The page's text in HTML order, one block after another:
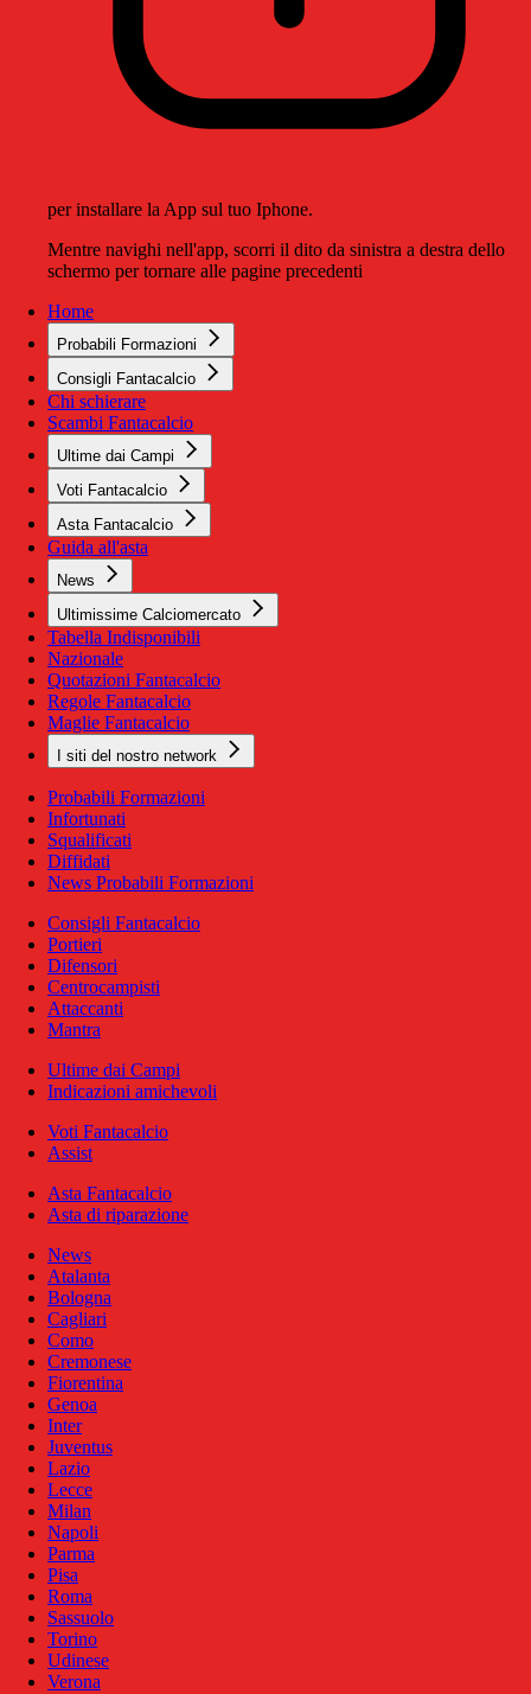
per installare la App sul tuo Iphone.
Mentre navighi nell'app, scorri il dito da sinistra a destra dello
schermo per tornare alle pagine precedenti
Home
Probabili Formazioni
Consigli Fantacalcio
Chi schierare
Scambi Fantacalcio
Ultime dai Campi
Voti Fantacalcio
Asta Fantacalcio
Guida all'asta
News
Ultimissime Calciomercato
Tabella Indisponibili
Nazionale
Quotazioni Fantacalcio
Regole Fantacalcio
Maglie Fantacalcio
I siti del nostro network
Probabili Formazioni
Infortunati
Squalificati
Diffidati
News Probabili Formazioni
Consigli Fantacalcio
Portieri
Difensori
Centrocampisti
Attaccanti
Mantra
Ultime dai Campi
Indicazioni amichevoli
Voti Fantacalcio
Assist
Asta Fantacalcio
Asta di riparazione
News
Atalanta
Bologna
Cagliari
Como
Cremonese
Fiorentina
Genoa
Inter
Juventus
Lazio
Lecce
Milan
Napoli
Parma
Pisa
Roma
Sassuolo
Torino
Udinese
Verona